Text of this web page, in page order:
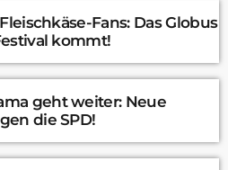
Fans: Das Globus
kommt!
geht weiter: Neue
die SPD!